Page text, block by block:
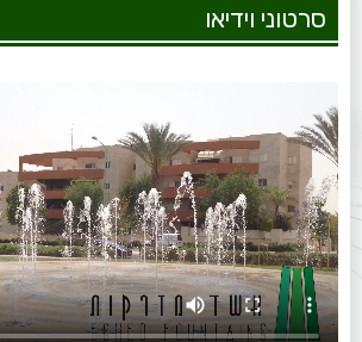
סרטוני וידיאו